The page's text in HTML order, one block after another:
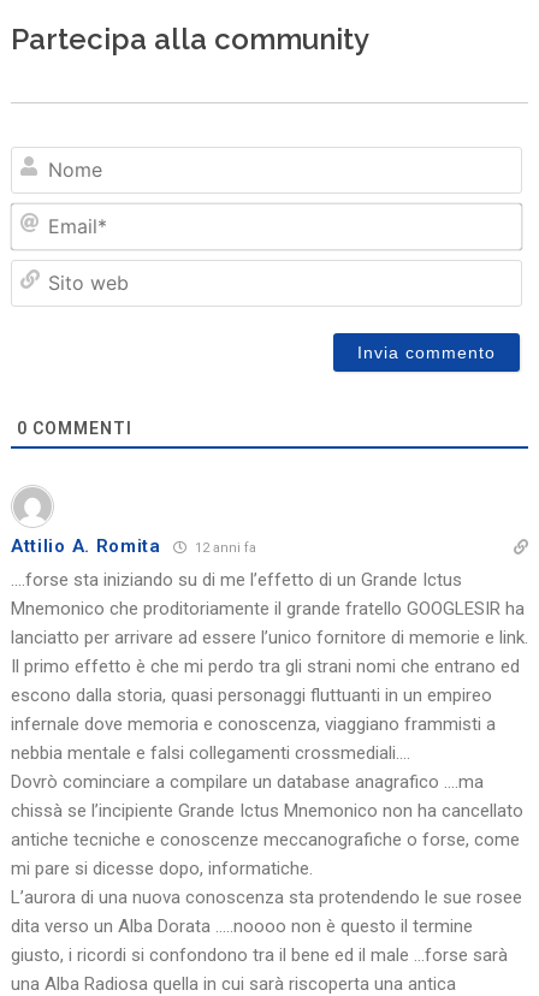
Partecipa alla community
0 COMMENTI
Attilio A. Romita 12 anni fa
….forse sta iniziando su di me l’effetto di un Grande Ictus
Mnemonico che proditoriamente il grande fratello GOOGLESIR ha
lanciatto per arrivare ad essere l’unico fornitore di memorie e link.
Il primo effetto è che mi perdo tra gli strani nomi che entrano ed
escono dalla storia, quasi personaggi fluttuanti in un empireo
infernale dove memoria e conoscenza, viaggiano frammisti a
nebbia mentale e falsi collegamenti crossmediali….
Dovrò cominciare a compilare un database anagrafico ….ma
chissà se l’incipiente Grande Ictus Mnemonico non ha cancellato
antiche tecniche e conoscenze meccanografiche o forse, come
mi pare si dicesse dopo, informatiche.
L’aurora di una nuova conoscenza sta protendendo le sue rosee
dita verso un Alba Dorata …..noooo non è questo il termine
giusto, i ricordi si confondono tra il bene ed il male …forse sarà
una Alba Radiosa quella in cui sarà riscoperta una antica